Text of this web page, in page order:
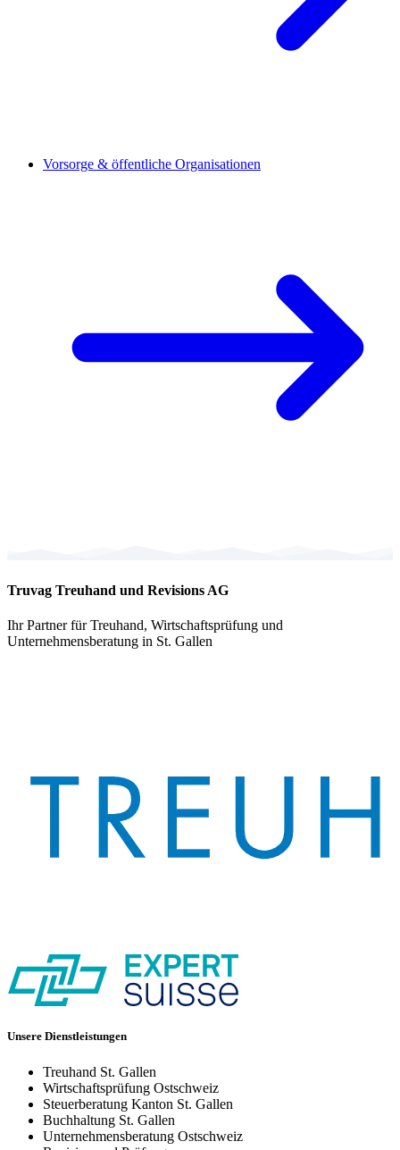
Vorsorge & öffentliche Organisationen
Truvag Treuhand und Revisions AG
Ihr Partner für Treuhand, Wirtschaftsprüfung und
Unternehmensberatung in St. Gallen
Unsere Dienstleistungen
Treuhand St. Gallen
Wirtschaftsprüfung Ostschweiz
Steuerberatung Kanton St. Gallen
Buchhaltung St. Gallen
Unternehmensberatung Ostschweiz